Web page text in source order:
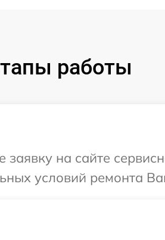
работы
на сайте
условий ремонта